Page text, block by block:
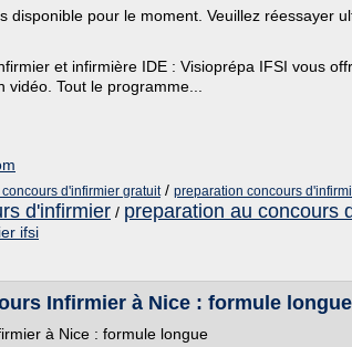
disponible pour le moment. Veuillez réessayer
et infirmière IDE : Visioprépa IFSI vous
Tout le programme...
d'infirmier gratuit/ preparation concours
d'infirmier / preparation au concours
ifsi
Infirmier à Nice : formule
à Nice : formule longue